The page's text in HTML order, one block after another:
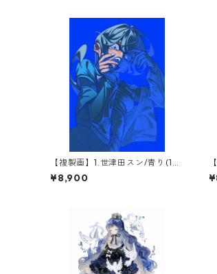
【複製画】1.世津田スン/青り(1点
限定)
¥8,900